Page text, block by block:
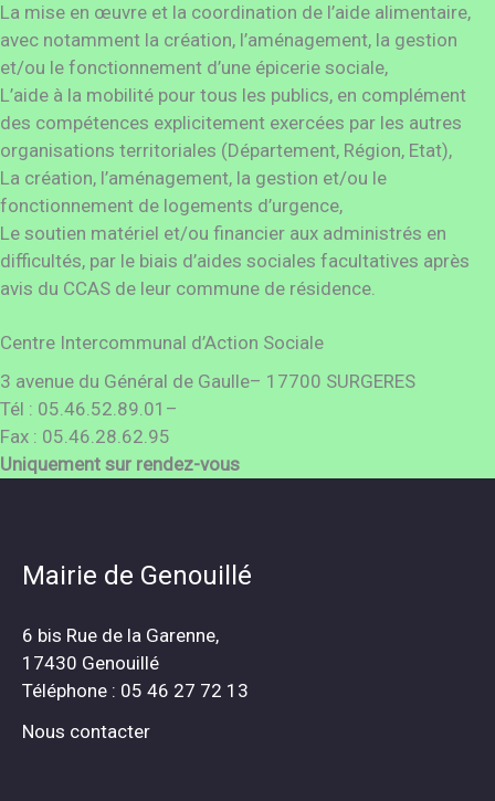
La mise en œuvre et la coordination de l’aide alimentaire,
avec notamment la création, l’aménagement, la gestion
et/ou le fonctionnement d’une épicerie sociale,
L’aide à la mobilité pour tous les publics, en complément
des compétences explicitement exercées par les autres
organisations territoriales (Département, Région, Etat),
La création, l’aménagement, la gestion et/ou le
fonctionnement de logements d’urgence,
Le soutien matériel et/ou financier aux administrés en
difficultés, par le biais d’aides sociales facultatives après
avis du CCAS de leur commune de résidence.
Centre Intercommunal d’Action Sociale
3 avenue du Général de Gaulle– 17700 SURGERES
Tél : 05.46.52.89.01–
Fax : 05.46.28.62.95
Uniquement sur rendez-vous
Mairie de Genouillé
6 bis Rue de la Garenne,
17430 Genouillé
Téléphone : 05 46 27 72 13
Nous contacter